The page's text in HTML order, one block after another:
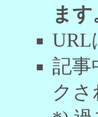
ます
URL
記事
ク